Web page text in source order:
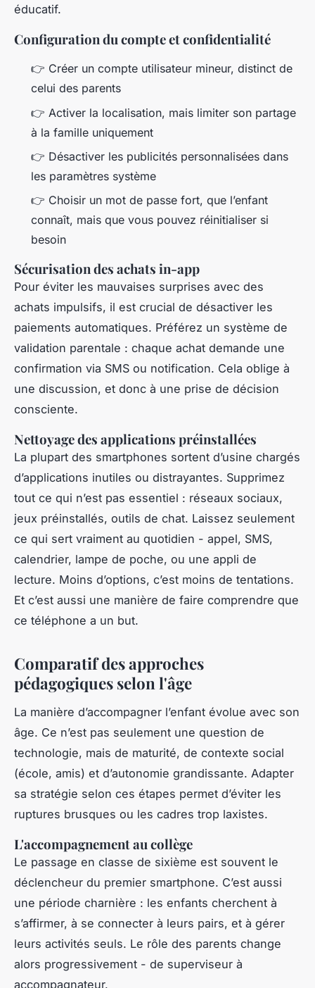
éducatif.
Configuration du compte et confidentialité
👉 Créer un compte utilisateur mineur, distinct de
celui des parents
👉 Activer la localisation, mais limiter son partage
à la famille uniquement
👉 Désactiver les publicités personnalisées dans
les paramètres système
👉 Choisir un mot de passe fort, que l’enfant
connaît, mais que vous pouvez réinitialiser si
besoin
Sécurisation des achats in-app
Pour éviter les mauvaises surprises avec des
achats impulsifs, il est crucial de désactiver les
paiements automatiques. Préférez un système de
validation parentale : chaque achat demande une
confirmation via SMS ou notification. Cela oblige à
une discussion, et donc à une prise de décision
consciente.
Nettoyage des applications préinstallées
La plupart des smartphones sortent d’usine chargés
d’applications inutiles ou distrayantes. Supprimez
tout ce qui n’est pas essentiel : réseaux sociaux,
jeux préinstallés, outils de chat. Laissez seulement
ce qui sert vraiment au quotidien - appel, SMS,
calendrier, lampe de poche, ou une appli de
lecture. Moins d’options, c’est moins de tentations.
Et c’est aussi une manière de faire comprendre que
ce téléphone a un but.
Comparatif des approches
pédagogiques selon l'âge
La manière d’accompagner l’enfant évolue avec son
âge. Ce n’est pas seulement une question de
technologie, mais de maturité, de contexte social
(école, amis) et d’autonomie grandissante. Adapter
sa stratégie selon ces étapes permet d’éviter les
ruptures brusques ou les cadres trop laxistes.
L'accompagnement au collège
Le passage en classe de sixième est souvent le
déclencheur du premier smartphone. C’est aussi
une période charnière : les enfants cherchent à
s’affirmer, à se connecter à leurs pairs, et à gérer
leurs activités seuls. Le rôle des parents change
alors progressivement - de superviseur à
accompagnateur.